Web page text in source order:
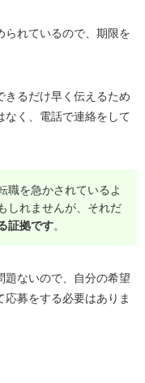
られているので、期限を
きるだけ早く伝えるため
なく、電話で連絡をして
職を急かされているよ
しれませんが、それだ
証拠です。
題ないので、自分の希望
募をする必要はありま